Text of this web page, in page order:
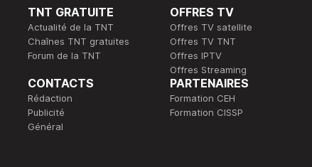
TNT GRATUITE
Actualité de la TNT
Chaînes TNT gratuites
Forum de la TNT
OFFRES TV
Offres TV satellite
Offres TV TNT
Offres IPTV
Offres Streaming
CONTACTS
Rédaction
Publicité
Général
PARTENAIRES
Formation CEH
Formation CISSP